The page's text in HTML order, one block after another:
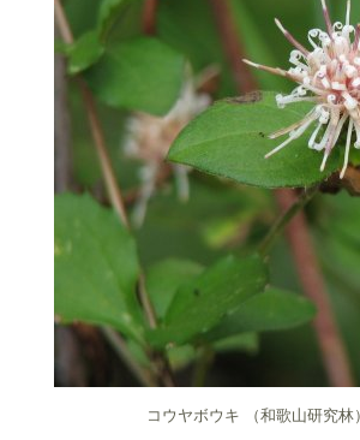
コウヤボウキ （和歌山研究林